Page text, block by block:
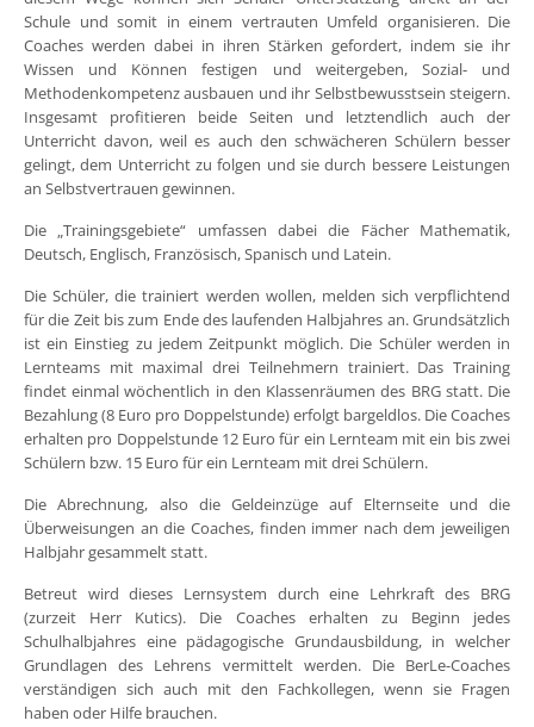
Schule und somit in einem vertrauten Umfeld organisieren. Die
Coaches werden dabei in ihren Stärken gefordert, indem sie ihr
Wissen und Können festigen und weitergeben, Sozial- und
Methodenkompetenz ausbauen und ihr Selbstbewusstsein steigern.
Insgesamt profitieren beide Seiten und letztendlich auch der
Unterricht davon, weil es auch den schwächeren Schülern besser
gelingt, dem Unterricht zu folgen und sie durch bessere Leistungen
an Selbstvertrauen gewinnen.
Die „Trainingsgebiete“ umfassen dabei die Fächer Mathematik,
Deutsch, Englisch, Französisch, Spanisch und Latein.
Die Schüler, die trainiert werden wollen, melden sich verpflichtend
für die Zeit bis zum Ende des laufenden Halbjahres an. Grundsätzlich
ist ein Einstieg zu jedem Zeitpunkt möglich. Die Schüler werden in
Lernteams mit maximal drei Teilnehmern trainiert. Das Training
findet einmal wöchentlich in den Klassenräumen des BRG statt. Die
Bezahlung (8 Euro pro Doppelstunde) erfolgt bargeldlos. Die Coaches
erhalten pro Doppelstunde 12 Euro für ein Lernteam mit ein bis zwei
Schülern bzw. 15 Euro für ein Lernteam mit drei Schülern.
Die Abrechnung, also die Geldeinzüge auf Elternseite und die
Überweisungen an die Coaches, finden immer nach dem jeweiligen
Halbjahr gesammelt statt.
Betreut wird dieses Lernsystem durch eine Lehrkraft des BRG
(zurzeit Herr Kutics). Die Coaches erhalten zu Beginn jedes
Schulhalbjahres eine pädagogische Grundausbildung, in welcher
Grundlagen des Lehrens vermittelt werden. Die BerLe-Coaches
verständigen sich auch mit den Fachkollegen, wenn sie Fragen
haben oder Hilfe brauchen.